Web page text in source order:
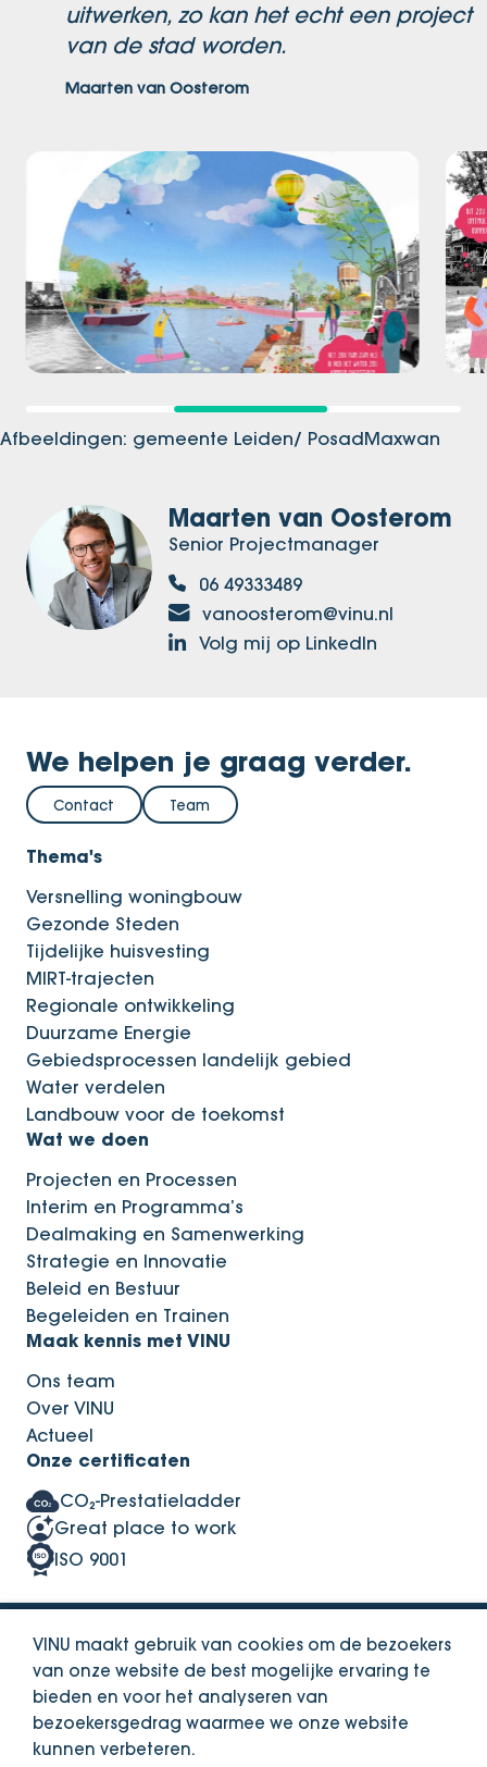
VINU maakt gebruik van cookies om de bezoekers
van onze website de best mogelijke ervaring te
bieden en voor het analyseren van
bezoekersgedrag waarmee we onze website
kunnen verbeteren.
uitwerken, zo kan het echt een project
van de stad worden.
Maarten van Oosterom
Afbeeldingen: gemeente Leiden/ PosadMaxwan
Maarten van Oosterom
Senior Projectmanager
06 49333489
vanoosterom@vinu.nl
Volg mij op LinkedIn
We helpen je graag verder.
Contact Team
Thema's
Versnelling woningbouw
Gezonde Steden
Tijdelijke huisvesting
MIRT-trajecten
Regionale ontwikkeling
Duurzame Energie
Gebiedsprocessen landelijk gebied
Water verdelen
Landbouw voor de toekomst
Wat we doen
Projecten en Processen
Interim en Programma’s
Dealmaking en Samenwerking
Strategie en Innovatie
Beleid en Bestuur
Begeleiden en Trainen
Maak kennis met VINU
Ons team
Over VINU
Actueel
Onze certificaten
CO₂-Prestatieladder
Great place to work
ISO 9001
Privacy Statement
Integriteitsbeleid
© Copyright VINU. 2026